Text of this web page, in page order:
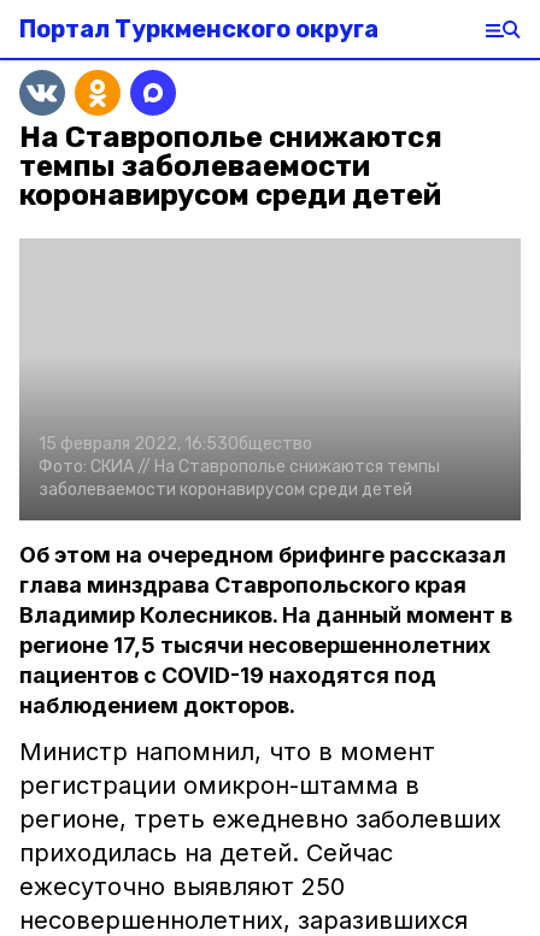
Портал Туркменского округа
На Ставрополье снижаются
темпы заболеваемости
коронавирусом среди детей
15 февраля 2022, 16:53Общество
Фото: СКИА // На Ставрополье снижаются темпы
заболеваемости коронавирусом среди детей
Об этом на очередном брифинге рассказал
глава минздрава Ставропольского края
Владимир Колесников. На данный момент в
регионе 17,5 тысячи несовершеннолетних
пациентов с COVID-19 находятся под
наблюдением докторов.
Министр напомнил, что в момент
регистрации омикрон-штамма в
регионе, треть ежедневно заболевших
приходилась на детей. Сейчас
ежесуточно выявляют 250
несовершеннолетних, заразившихся